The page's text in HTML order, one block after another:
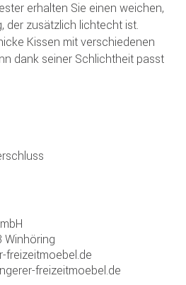
erhalten Sie einen weichen,
der zusätzlich lichtecht ist.
Kissen mit verschiedenen
dank seiner Schlichtheit passt
Winhöring
freizeitmoebel.de
freizeitmoebel.de